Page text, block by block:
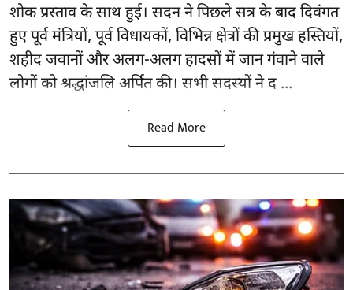
शोक प्रस्ताव के साथ हुई। सदन ने पिछले सत्र के बाद दिवंगत
हुए पूर्व मंत्रियों, पूर्व विधायकों, विभिन्न क्षेत्रों की प्रमुख हस्तियों,
शहीद जवानों और अलग-अलग हादसों में जान गंवाने वाले
लोगों को श्रद्धांजलि अर्पित की। सभी सदस्यों ने द ...
Read More